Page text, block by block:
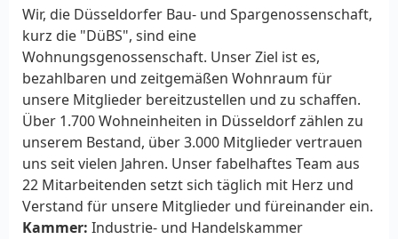
Wir, die Düsseldorfer Bau- und Spargenossenschaft,
kurz die "DüBS", sind eine
Wohnungsgenossenschaft. Unser Ziel ist es,
bezahlbaren und zeitgemäßen Wohnraum für
unsere Mitglieder bereitzustellen und zu schaffen.
Über 1.700 Wohneinheiten in Düsseldorf zählen zu
unserem Bestand, über 3.000 Mitglieder vertrauen
uns seit vielen Jahren. Unser fabelhaftes Team aus
22 Mitarbeitenden setzt sich täglich mit Herz und
Verstand für unsere Mitglieder und füreinander ein.
Kammer: Industrie- und Handelskammer